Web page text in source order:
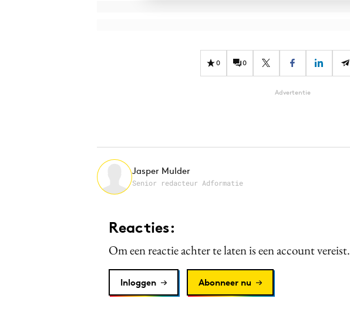
0 0
Advertentie
Jasper Mulder
Senior redacteur Adformatie
Reacties:
Om een reactie achter te laten is een account vereist.
Inloggen Abonneer nu